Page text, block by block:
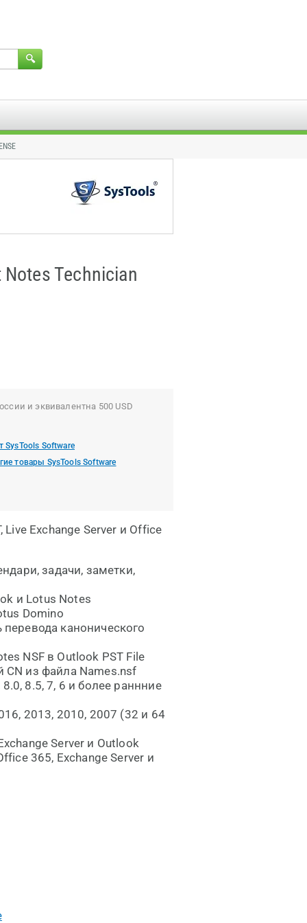
Technician
и эквивалентна 500 USD
SysTools Software
товары SysTools Software
Exchange Server и Office
задачи, заметки,
и Lotus Notes
Domino
канонического
NSF в Outlook PST File
CN из файла Names.nsf
8.5, 7, 6 и более раннние
2013, 2010, 2007 (32 и 64
Server и Outlook
365, Exchange Server и